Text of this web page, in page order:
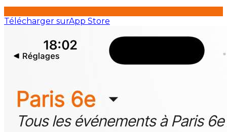
Télécharger surApp Store